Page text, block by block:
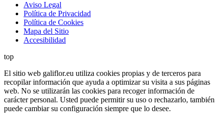
Aviso Legal
Política de Privacidad
Política de Cookies
Mapa del Sitio
Accesibilidad
top
El sitio web galiflor.eu utiliza cookies propias y de terceros para
recopilar información que ayuda a optimizar su visita a sus páginas
web. No se utilizarán las cookies para recoger información de
carácter personal. Usted puede permitir su uso o rechazarlo, también
puede cambiar su configuración siempre que lo desee.